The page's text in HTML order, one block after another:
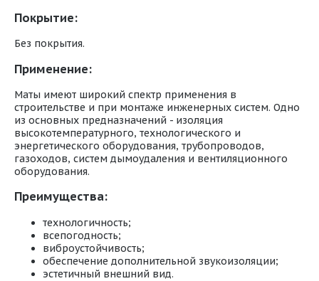
Покрытие:
Без покрытия.
Применение:
Маты имеют широкий спектр применения в
строительстве и при монтаже инженерных систем. Одно
из основных предназначений - изоляция
высокотемпературного, технологического и
энергетического оборудования, трубопроводов,
газоходов, систем дымоудаления и вентиляционного
оборудования.
Преимущества:
технологичность;
всепогодность;
виброустойчивость;
обеспечение дополнительной звукоизоляции;
эстетичный внешний вид.